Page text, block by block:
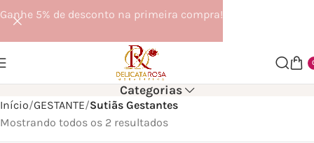
Categorias
Início GESTANTE Sutiãs Gestantes
Mostrando todos os 2 resultados
Ganhe 5% de desconto na primeira compra!